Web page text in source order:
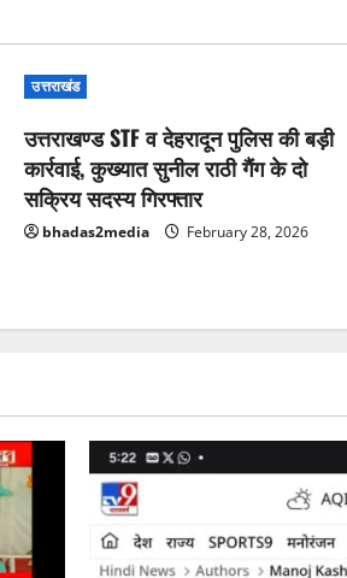
उत्तराखंड
उत्तराखण्ड STF व देहरादून पुलिस की बड़ी
कार्रवाई, कुख्यात सुनील राठी गैंग के दो
सक्रिय सदस्य गिरफ्तार
bhadas2media February 28, 2026